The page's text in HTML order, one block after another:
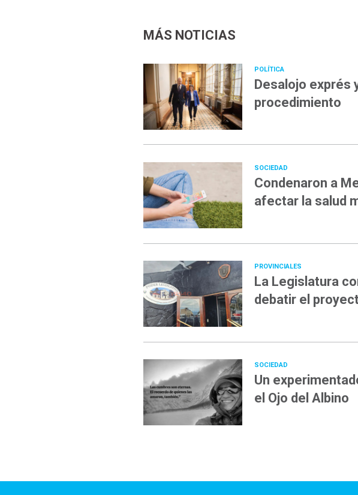
MÁS NOTICIAS
POLÍTICA
Desalojo exprés
procedimiento
SOCIEDAD
Condenaron a
afectar la salud
PROVINCIALES
La Legislatura
debatir el
SOCIEDAD
Un
el Ojo del Albino